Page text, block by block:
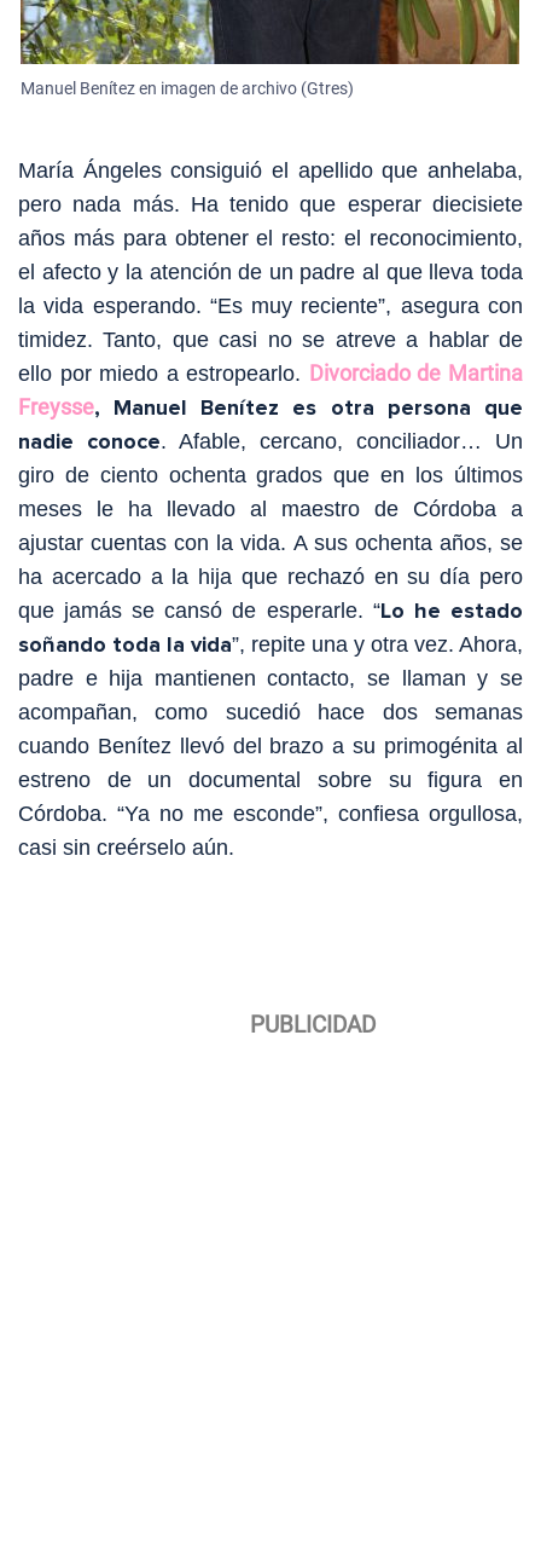
Manuel Benítez en imagen de archivo (Gtres)
María Ángeles consiguió el apellido que anhelaba,
pero nada más. Ha tenido que esperar diecisiete
años más para obtener el resto: el reconocimiento,
el afecto y la atención de un padre al que lleva toda
la vida esperando. “Es muy reciente”, asegura con
timidez. Tanto, que casi no se atreve a hablar de
ello por miedo a estropearlo. Divorciado de Martina
Freysse, Manuel Benítez es otra persona que
nadie conoce. Afable, cercano, conciliador… Un
giro de ciento ochenta grados que en los últimos
meses le ha llevado al maestro de Córdoba a
ajustar cuentas con la vida. A sus ochenta años, se
ha acercado a la hija que rechazó en su día pero
que jamás se cansó de esperarle. “Lo he estado
soñando toda la vida”, repite una y otra vez. Ahora,
padre e hija mantienen contacto, se llaman y se
acompañan, como sucedió hace dos semanas
cuando Benítez llevó del brazo a su primogénita al
estreno de un documental sobre su figura en
Córdoba. “Ya no me esconde”, confiesa orgullosa,
casi sin creérselo aún.